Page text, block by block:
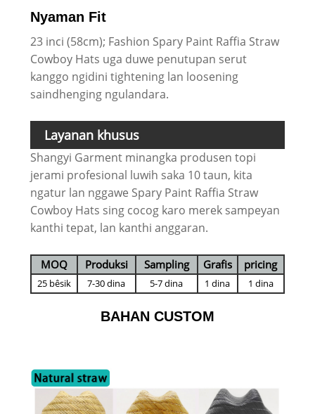
Nyaman Fit
23 inci (58cm); Fashion Spary Paint Raffia Straw
Cowboy Hats uga duwe penutupan serut
kanggo ngidini tightening lan loosening
saindhenging ngulandara.
Layanan khusus
Shangyi Garment minangka produsen topi
jerami profesional luwih saka 10 taun, kita
ngatur lan nggawe Spary Paint Raffia Straw
Cowboy Hats sing cocog karo merek sampeyan
kanthi tepat, lan kanthi anggaran.
MOQ Produksi Sampling Grafis pricing
25 bêsik 7-30 dina 5-7 dina 1 dina 1 dina
BAHAN CUSTOM